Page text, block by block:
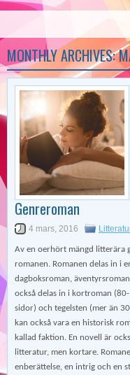
MONTHLY ARCHIVES:
Genreroman
4 mars, 2016
Av en oerhört mängd litterära
romanen. Romanen delas in i
dagboksroman,
också delas in i kortroman
sidor) och tegelsten (mer än
kan också vara en historisk
kallad faktion. En novell är
litteratur, men kortare.
enberättelse, en intrig och en